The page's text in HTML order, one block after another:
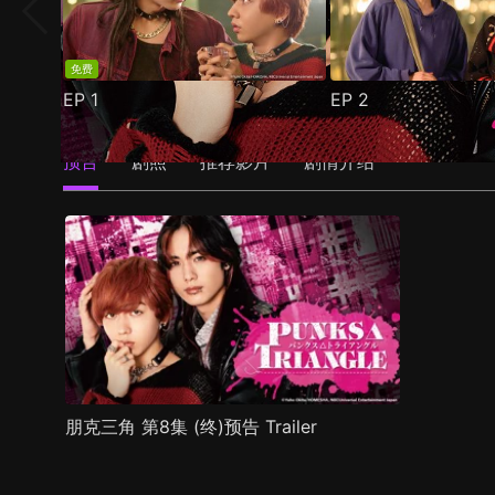
免费
EP1 EP 2
预告 剧照 推荐影片 剧情介绍
朋克三角 第8集 (终)预告 Trailer